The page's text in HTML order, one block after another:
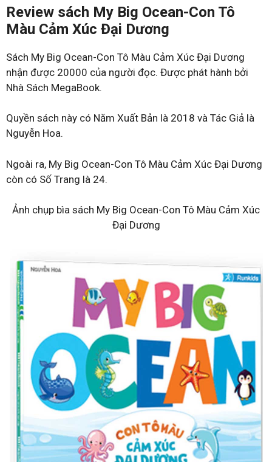
Review sách My Big Ocean-Con Tô
Màu Cảm Xúc Đại Dương
Sách My Big Ocean-Con Tô Màu Cảm Xúc Đại Dương
nhận được 20000 của người đọc. Được phát hành bởi
Nhà Sách MegaBook.
Quyền sách này có Năm Xuất Bản là 2018 và Tác Giả là
Nguyễn Hoa.
Ngoài ra, My Big Ocean-Con Tô Màu Cảm Xúc Đại Dương
còn có Số Trang là 24.
Ảnh chụp bìa sách My Big Ocean-Con Tô Màu Cảm Xúc
Đại Dương